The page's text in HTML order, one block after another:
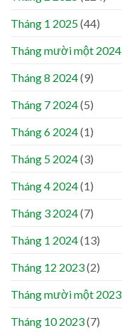
Tháng 1 2025(44)
Tháng mười một 2024
Tháng 8 2024(9)
Tháng 7 2024(5)
Tháng 6 2024(1)
Tháng 5 2024(3)
Tháng 4 2024(1)
Tháng 3 2024(7)
Tháng 1 2024(13)
Tháng 12 2023(2)
Tháng mười một 2023
Tháng 10 2023(7)